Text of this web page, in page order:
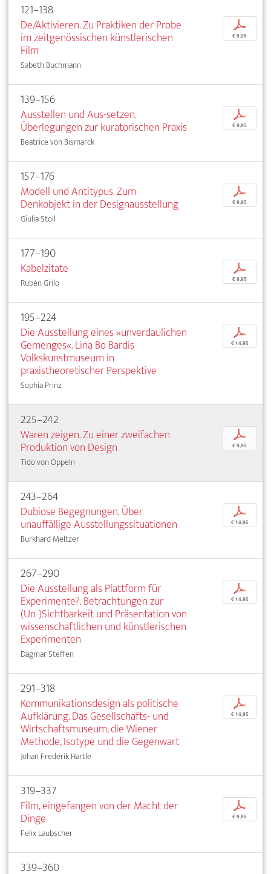
121–138
De/Aktivieren. Zu Praktiken der Probe
im zeitgenössischen künstlerischen
Film
Sabeth Buchmann
p
€ 9,95
139–156
Ausstellen und Aus-setzen.
Überlegungen zur kuratorischen Praxis
Beatrice von Bismarck
p
€ 9,95
157–176
Modell und Antitypus. Zum
Denkobjekt in der Designausstellung
Giulia Stoll
p
€ 9,95
177–190
Kabelzitate
Rubén Grilo
p
€ 9,95
195–224
Die Ausstellung eines »unverdaulichen
Gemenges«. Lina Bo Bardis
Volkskunstmuseum in
praxistheoretischer Perspektive
Sophia Prinz
p
€ 14,95
225–242
Waren zeigen. Zu einer zweifachen
Produktion von Design
Tido von Oppeln
p
€ 9,95
243–264
Dubiose Begegnungen. Über
unauffällige Ausstellungssituationen
Burkhard Meltzer
p
€ 14,95
267–290
Die Ausstellung als Plattform für
Experimente?. Betrachtungen zur
(Un-)Sichtbarkeit und Präsentation von
wissenschaftlichen und künstlerischen
Experimenten
Dagmar Steffen
p
€ 14,95
291–318
Kommunikationsdesign als politische
Aufklärung. Das Gesellschafts- und
Wirtschaftsmuseum, die Wiener
Methode, Isotype und die Gegenwart
Johan Frederik Hartle
p
€ 14,95
319–337
Film, eingefangen von der Macht der
Dinge
Felix Laubscher
p
€ 9,95
339–360